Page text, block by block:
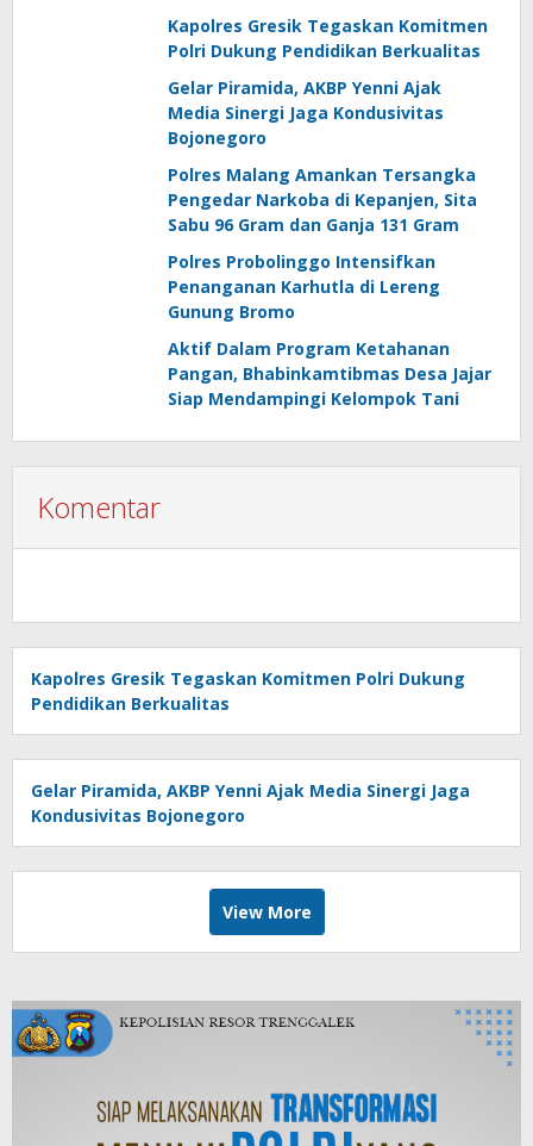
Kapolres Gresik Tegaskan Komitmen
Polri Dukung Pendidikan Berkualitas
Gelar Piramida, AKBP Yenni Ajak
Media Sinergi Jaga Kondusivitas
Bojonegoro
Polres Malang Amankan Tersangka
Pengedar Narkoba di Kepanjen, Sita
Sabu 96 Gram dan Ganja 131 Gram
Polres Probolinggo Intensifkan
Penanganan Karhutla di Lereng
Gunung Bromo
Aktif Dalam Program Ketahanan
Pangan, Bhabinkamtibmas Desa Jajar
Siap Mendampingi Kelompok Tani
Komentar
Kapolres Gresik Tegaskan Komitmen Polri Dukung
Pendidikan Berkualitas
Gelar Piramida, AKBP Yenni Ajak Media Sinergi Jaga
Kondusivitas Bojonegoro
View More